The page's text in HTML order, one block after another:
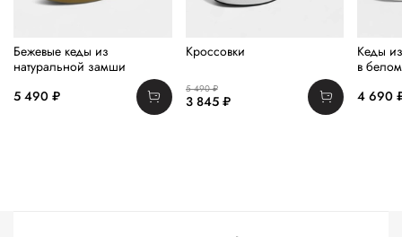
Бежевые кеды из
натуральной замши
5 490 ₽
Кроссовки
5 490 ₽
3 845 ₽
Кеды
в
4 690